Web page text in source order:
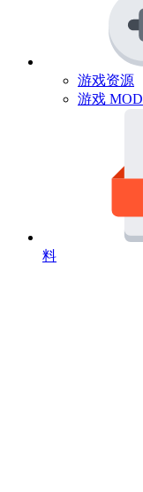
游戏资源
游戏 MOD
料